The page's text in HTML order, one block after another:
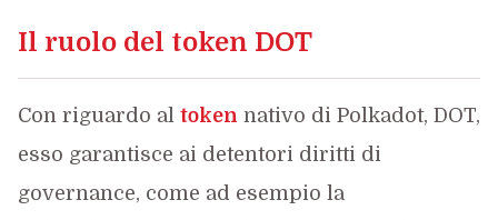
Il ruolo del token DOT
Con riguardo al token nativo di Polkadot, DOT,
esso garantisce ai detentori diritti di
governance, come ad esempio la